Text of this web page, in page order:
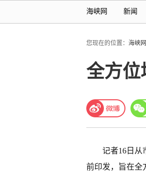
海峡网 新闻
您现在的位置： 海峡网
全方位
记者16日从
前印发，旨在全